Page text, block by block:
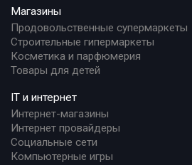
Магазины
Продовольственные супермаркеты
Строительные гипермаркеты
Косметика и парфюмерия
Товары для детей
IT и интернет
Интернет-магазины
Интернет провайдеры
Социальные сети
Компьютерные игры